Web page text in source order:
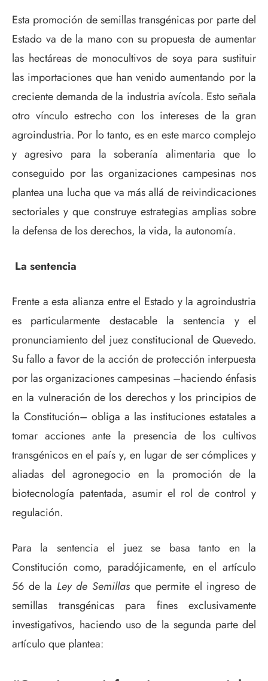
Esta promoción de semillas transgénicas por parte del
Estado va de la mano con su propuesta de aumentar
las hectáreas de monocultivos de soya para sustituir
las importaciones que han venido aumentando por la
creciente demanda de la industria avícola. Esto señala
otro vínculo estrecho con los intereses de la gran
agroindustria. Por lo tanto, es en este marco complejo
y agresivo para la soberanía alimentaria que lo
conseguido por las organizaciones campesinas nos
plantea una lucha que va más allá de reivindicaciones
sectoriales y que construye estrategias amplias sobre
la defensa de los derechos, la vida, la autonomía.
La sentencia
Frente a esta alianza entre el Estado y la agroindustria
es particularmente destacable la sentencia y el
pronunciamiento del juez constitucional de Quevedo.
Su fallo a favor de la acción de protección interpuesta
por las organizaciones campesinas –haciendo énfasis
en la vulneración de los derechos y los principios de
la Constitución– obliga a las instituciones estatales a
tomar acciones ante la presencia de los cultivos
transgénicos en el país y, en lugar de ser cómplices y
aliadas del agronegocio en la promoción de la
biotecnología patentada, asumir el rol de control y
regulación.
Para la sentencia el juez se basa tanto en la
Constitución como, paradójicamente, en el artículo
56 de la Ley de Semillas que permite el ingreso de
semillas transgénicas para fines exclusivamente
investigativos, haciendo uso de la segunda parte del
artículo que plantea: